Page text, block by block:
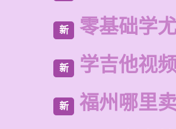
新 零基础学
新 学吉他视
新 福州哪里